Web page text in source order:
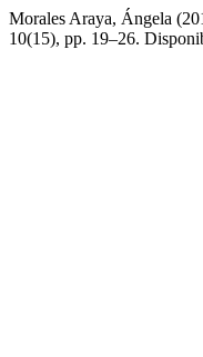
Morales Araya, Ángela
10(15), pp. 19–26.